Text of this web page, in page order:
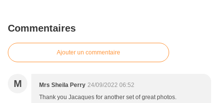
Commentaires
Ajouter un commentaire
M Mrs Sheila Perry 24/09/2022 06:52
Thank you Jacaques for another set of great photos.